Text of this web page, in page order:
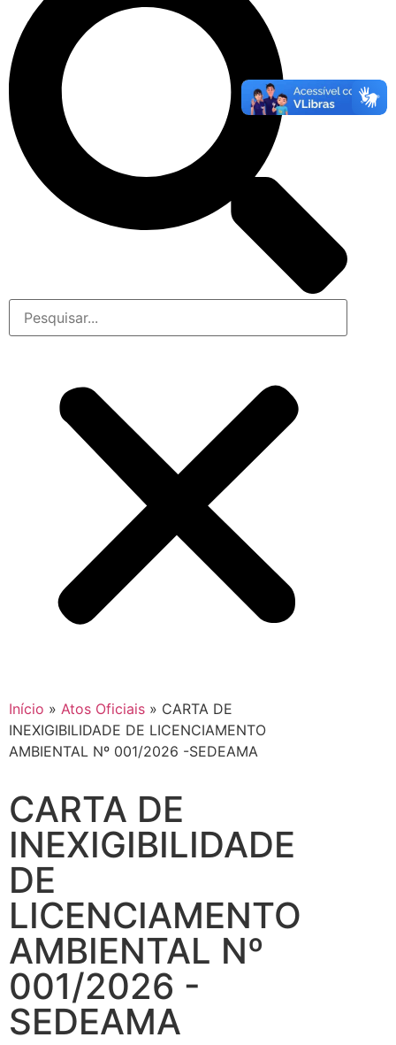
Início » Atos Oficiais » CARTA DE
INEXIGIBILIDADE DE LICENCIAMENTO
AMBIENTAL Nº 001/2026 -SEDEAMA
CARTA DE
INEXIGIBILIDADE
DE
LICENCIAMENTO
AMBIENTAL Nº
001/2026 -
SEDEAMA